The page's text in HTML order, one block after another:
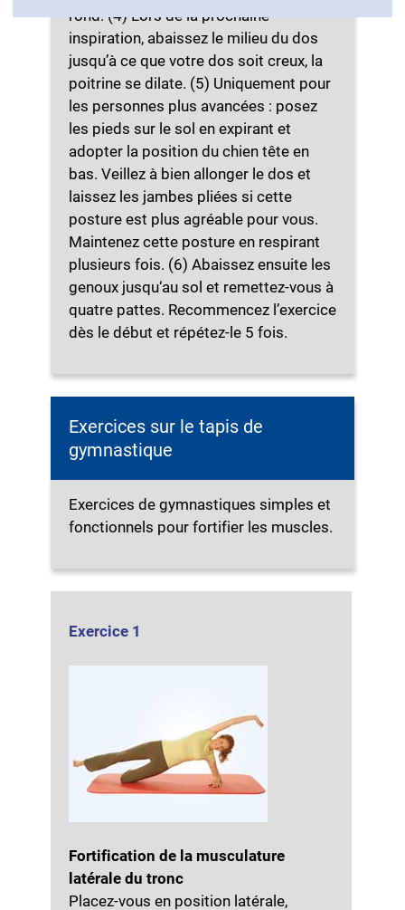
rond. (4) Lors de la prochaine
inspiration, abaissez le milieu du dos
jusqu’à ce que votre dos soit creux, la
poitrine se dilate. (5) Uniquement pour
les personnes plus avancées : posez
les pieds sur le sol en expirant et
adopter la position du chien tête en
bas. Veillez à bien allonger le dos et
laissez les jambes pliées si cette
posture est plus agréable pour vous.
Maintenez cette posture en respirant
plusieurs fois. (6) Abaissez ensuite les
genoux jusqu‘au sol et remettez-vous à
quatre pattes. Recommencez l’exercice
dès le début et répétez-le 5 fois.
Exercices sur le tapis de
gymnastique
Exercices de gymnastiques simples et
fonctionnels pour fortifier les muscles.
Exercice 1
Fortification de la musculature
latérale du tronc
Placez-vous en position latérale,